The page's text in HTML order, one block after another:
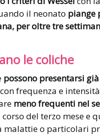
il neonato piange
per oltre tre
le coliche
possono presentarsi
frequenza e
meno frequenti nel
del terzo mese e
malattie o particolari